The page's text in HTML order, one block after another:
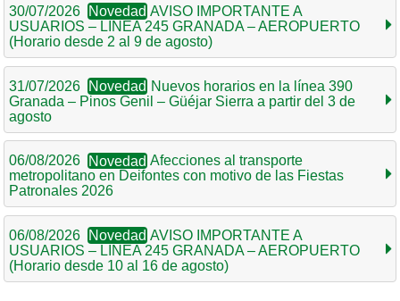
30/07/2026 Novedad AVISO IMPORTANTE A
USUARIOS – LÍNEA 245 GRANADA – AEROPUERTO
(Horario desde 2 al 9 de agosto)
31/07/2026 Novedad Nuevos horarios en la línea 390
Granada – Pinos Genil – Güéjar Sierra a partir del 3 de
agosto
06/08/2026 NovedadAfecciones al transporte
metropolitano en Deifontes con motivo de las Fiestas
Patronales 2026
06/08/2026 Novedad AVISO IMPORTANTE A
USUARIOS – LÍNEA 245 GRANADA – AEROPUERTO
(Horario desde 10 al 16 de agosto)